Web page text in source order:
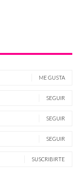
ME GUSTA
SEGUIR
SEGUIR
SEGUIR
SUSCRIBIRTE